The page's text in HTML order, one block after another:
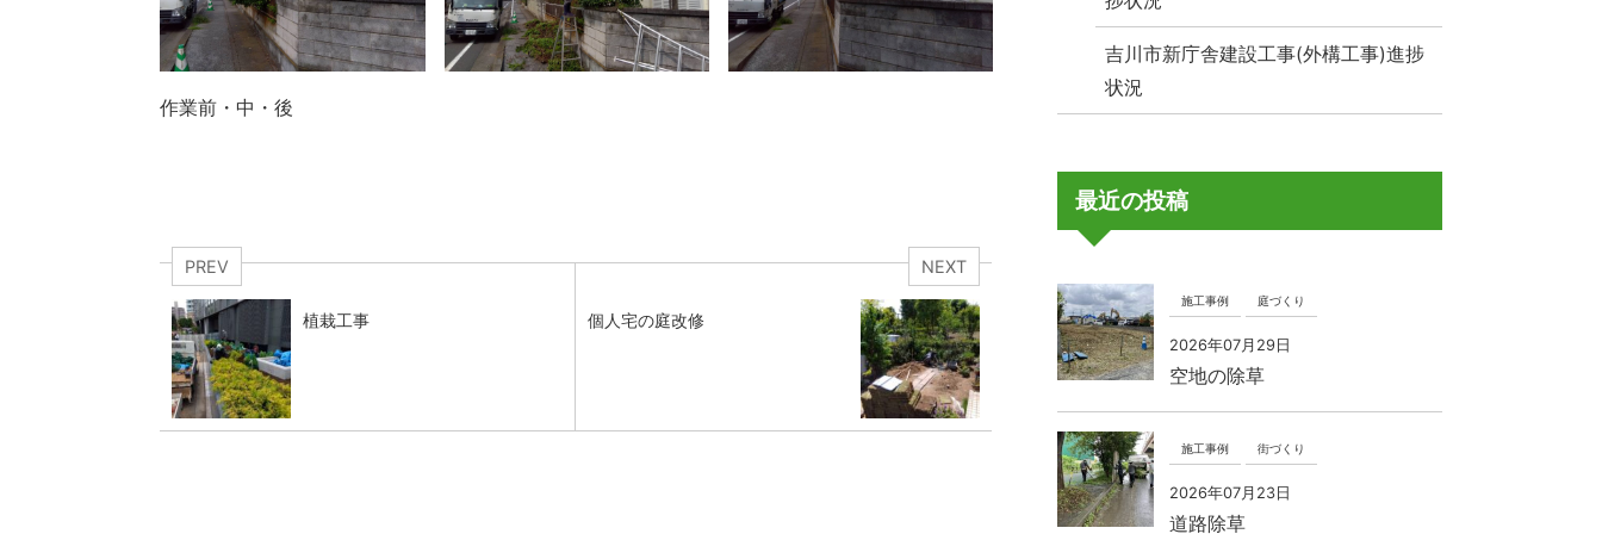
作業前・中・後
PREV
植栽工事
NEXT
個人宅の庭改修
吉川市新庁舎建設工事(外構工事)進捗
状況
最近の投稿
施工事例 庭づくり
2026年07月29日
空地の除草
施工事例 街づくり
2026年07月23日
道路除草